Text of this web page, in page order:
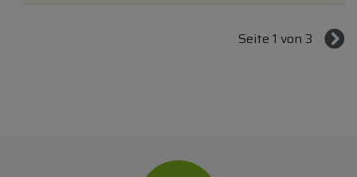
Seite 1 von 3